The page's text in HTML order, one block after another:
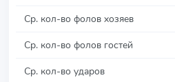
Ср. кол-во фолов хозяев
Ср. кол-во фолов гостей
Ср. кол-во ударов